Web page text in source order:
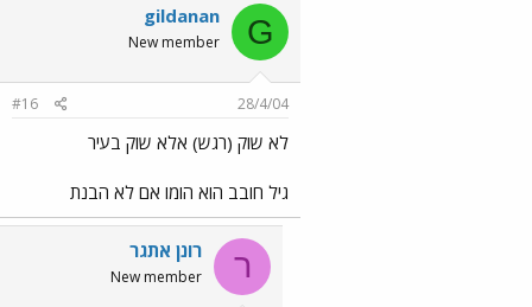
G
gildanan
New member
28/4/04
#16
לא שוק (רגש) אלא שוק בעיר
גיל חובב הוא הומו אם לא הבנת
ר רונן אתגר
New member